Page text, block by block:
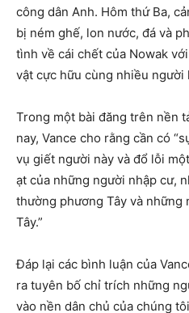
công dân Anh. Hôm thứ Ba,
bị ném ghế, lon nước, đá và
tình về cái chết của Nowak
vật cực hữu cùng nhiều người
Trong một bài đăng trên nền
nay, Vance cho rằng cần có
vụ giết người này và đổ lỗi
ạt của những người nhập cư,
thường phương Tây và những
Tây.”
Đáp lại các bình luận của
ra tuyên bố chỉ trích những
vào nền dân chủ của chúng